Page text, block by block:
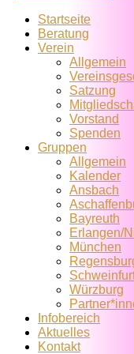
Startseite
Beratung
Verein
Allgemein
Satzung
Vorstand
Spenden
Gruppen
Allgemein
Kalender
Ansbach
Bayreuth
Erlangen/
München
Würzburg
Infobereich
Aktuelles
Kontakt